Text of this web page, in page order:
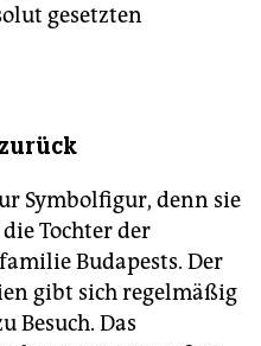
gesetzten
Symbolfigur, denn sie
Tochter der
Budapests. Der
gibt sich regelmäßig
Besuch. Das